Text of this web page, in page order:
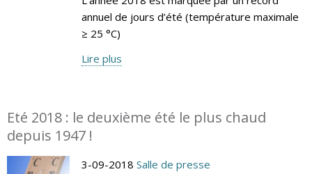
annuel de jours d’été (température maximale
≥ 25 °C)
Lire plus
Eté 2018 : le deuxième été le plus chaud
depuis 1947 !
3-09-2018 Salle de presse